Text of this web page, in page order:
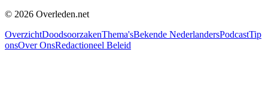
© 2026 Overleden.net
OverzichtDoodsoorzakenThema'sBekende NederlandersPodcastTip
onsOver OnsRedactioneel Beleid